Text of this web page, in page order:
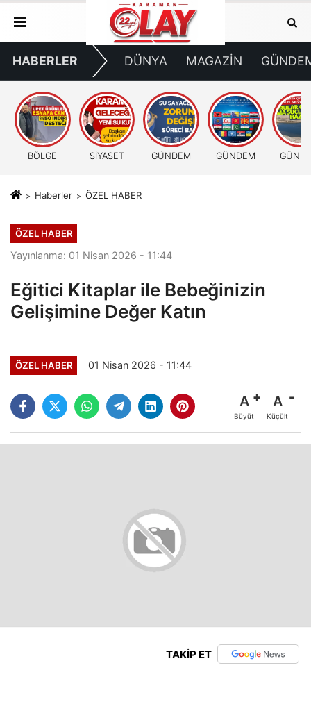
HABERLER DÜNYA MAGAZİN
BÖLGE SİYASET GÜNDEM GÜNDEM
Haberler ÖZEL HABER
ÖZEL HABER
Yayınlanma: 01 Nisan 2026 - 11:44
Eğitici Kitaplar ile Bebeğinizin
Gelişimine Değer Katın
ÖZEL HABER 01 Nisan 2026 - 11:44
A
Büyüt
A
Küçült
TAKİP ET